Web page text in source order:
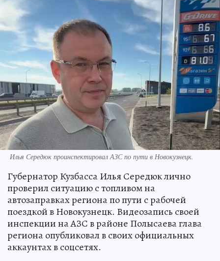
Илья Середюк проинспектировал АЗС по пути в Новокузнецк.
Губернатор Кузбасса Илья Середюк лично
проверил ситуацию с топливом на
автозаправках региона по пути с рабочей
поездкой в Новокузнецк. Видеозапись своей
инспекции на АЗС в районе Полысаева глава
региона опубликовал в своих официальных
аккаунтах в соцсетях.